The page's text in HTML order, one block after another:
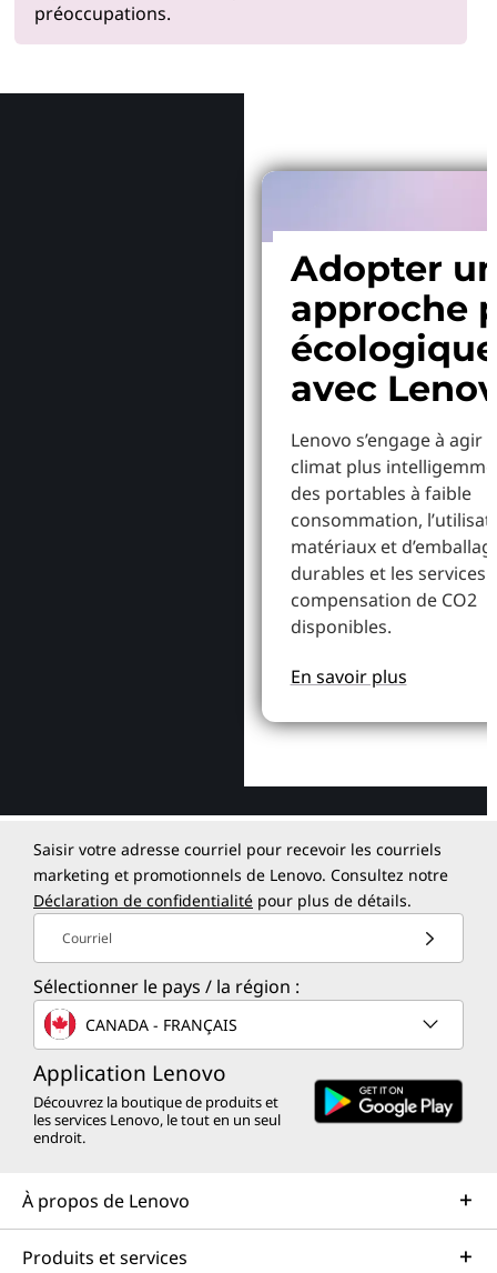
préoccupations.
Adopter
approche
écologique
avec
Lenovo s’engage à agir
climat plus
des portables à faible
consommation,
matériaux et
durables et les services
compensation de CO2
disponibles.
En savoir plus
Saisir votre adresse courriel pour recevoir les courriels
marketing et promotionnels de Lenovo. Consultez notre
Déclaration de confidentialité pour plus de détails.
Courriel
Sélectionner le pays / la région :
CANADA - FRANÇAIS
Application Lenovo
Découvrez la boutique de produits et
les services Lenovo, le tout en un seul
endroit.
À propos de Lenovo
Produits et services